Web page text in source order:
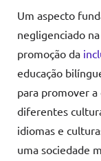
Um aspecto
negligenciado
promoção da
educação
para promover
diferentes
idiomas e
uma sociedade